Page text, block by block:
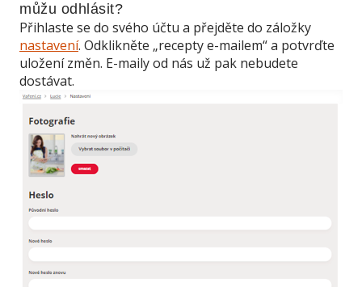
můžu odhlásit?
Přihlaste se do svého účtu a přejděte do záložky
nastavení. Odklikněte „recepty e-mailem“ a potvrďte
uložení změn. E-maily od nás už pak nebudete
dostávat.